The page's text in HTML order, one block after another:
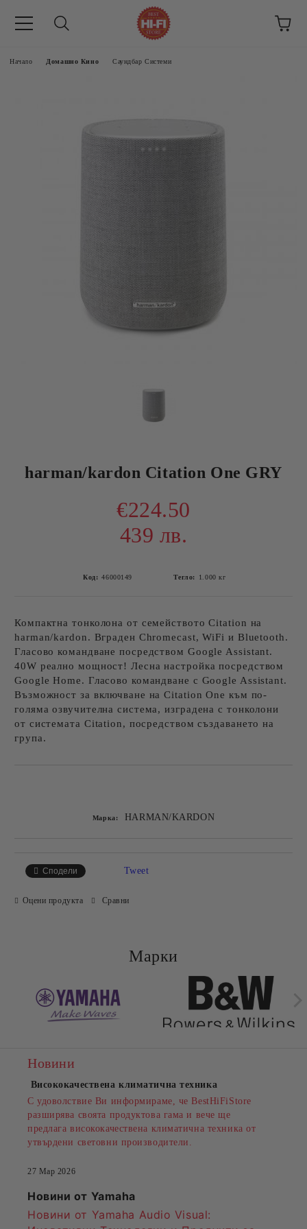
Начало Домашно Кино Саундбар Системи
harman/kardon Citation One GRY
€224.50
439 лв.
Код: 46000149 Тегло: 1.000 кг
Компактна тонколона от семейството Citation на
harman/kardon. Вграден Chromecast, WiFi и Bluetooth.
Гласово командване посредством Google Assistant.
40W реално мощност! Лесна настройка посредством
Google Home. Гласово командване с Google Assistant.
Възможност за включване на Citation One към по-
голяма озвучителна система, изградена с тонколони
от системата Citation, посредством създаването на
група.
Марка: HARMAN/KARDON
Сподели Tweet
Оцени продукта Сравни
Марки
Новини
Висококачествена климатична техника
С удоволствие Ви информираме, че BestHiFiStore
разширява своята продуктова гама и вече ще
предлага висококачествена климатична техника от
утвърдени световни производители.
27 Мар 2026
Новини от Yamaha
Новини от Yamaha Audio Visual: